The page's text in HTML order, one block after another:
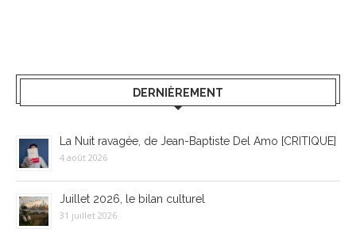
DERNIÈREMENT
La Nuit ravagée, de Jean-Baptiste Del Amo [CRITIQUE]
4 août 2026
Juillet 2026, le bilan culturel
31 juillet 2026